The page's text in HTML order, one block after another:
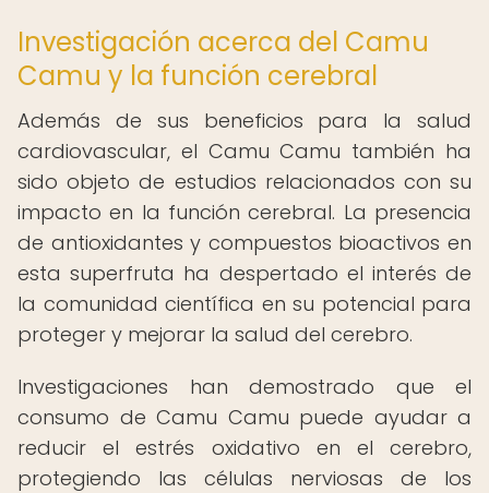
Investigación acerca del Camu
Camu y la función cerebral
Además de sus beneficios para la salud
cardiovascular, el Camu Camu también ha
sido objeto de estudios relacionados con su
impacto en la función cerebral. La presencia
de antioxidantes y compuestos bioactivos en
esta superfruta ha despertado el interés de
la comunidad científica en su potencial para
proteger y mejorar la salud del cerebro.
Investigaciones han demostrado que el
consumo de Camu Camu puede ayudar a
reducir el estrés oxidativo en el cerebro,
protegiendo las células nerviosas de los